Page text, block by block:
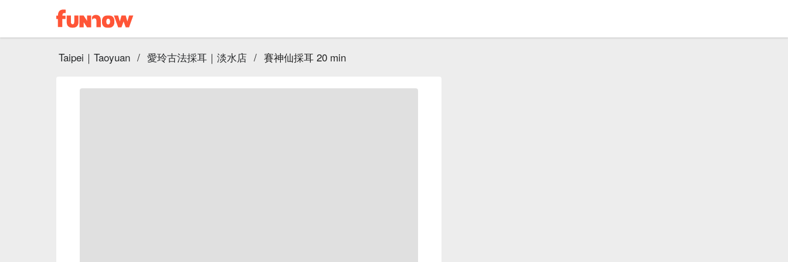
Taipei｜Taoyuan / 愛玲古法採耳｜淡水店 / 賽神仙採耳 20 min